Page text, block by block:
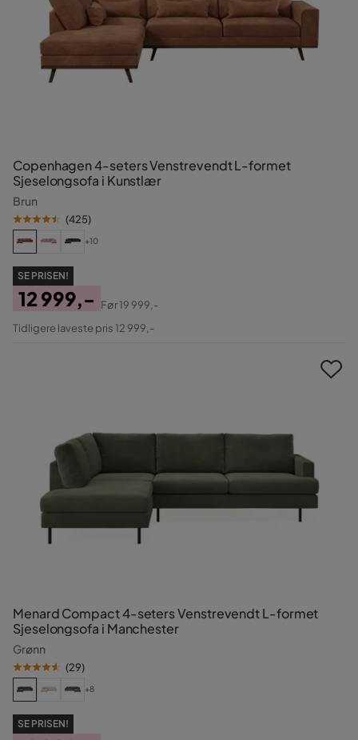
Copenhagen 4-seters Venstrevendt L-formet
Sjeselongsofa i Kunstlær
Brun
(425)
+10
SE PRISEN!
Pris
12 999,-
Original
Før19 999,-
Tidligere laveste pris 12 999,-
Menard Compact 4-seters Venstrevendt L-formet
Sjeselongsofa i Manchester
Grønn
(29)
+8
SE PRISEN!